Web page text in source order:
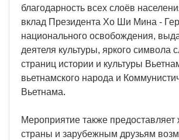
благодарность всех слоёв
вклад Президента Хо Ши Мина -
национального освобождения,
деятеля культуры, яркого символа
страниц истории и культуры
вьетнамского народа и
Вьетнама.
Мероприятие также предоставляет
страны и зарубежным друзьям